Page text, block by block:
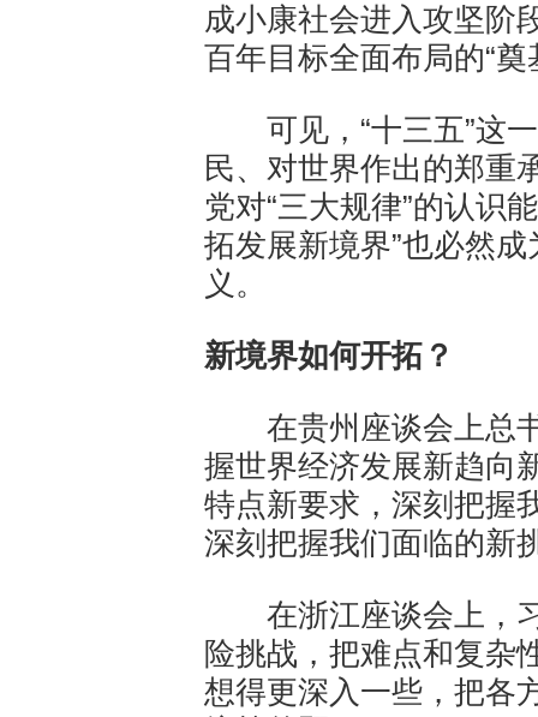
成小康社会进入攻坚阶
百年目标全面布局的“奠
可见，“十三五”这一
民、对世界作出的郑重
党对“三大规律”的认识
拓发展新境界”也必然
义。
新境界如何开拓？
在贵州座谈会上总
握世界经济发展新趋向
特点新要求，深刻把握
深刻把握我们面临的新
在浙江座谈会上，习
险挑战，把难点和复杂
想得更深入一些，把各